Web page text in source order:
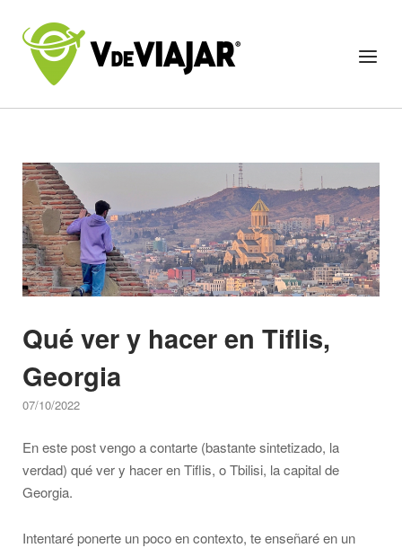
content
Home
Menu
Qué ver y hacer en Tiflis,
Georgia
07/10/2022
En este post vengo a contarte (bastante sintetizado, la
verdad) qué ver y hacer en Tiflis, o Tbilisi, la capital de
Georgia.
Intentaré ponerte un poco en contexto, te enseñaré en un